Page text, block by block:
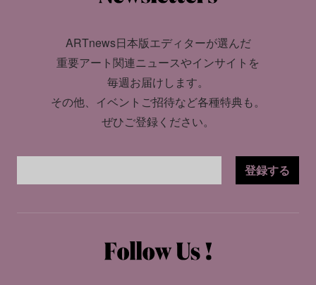
ARTnews日本版エディターが選んだ
重要アート関連ニュースやインサイトを
毎週お届けします。
その他、イベントご招待など各種特典も。
ぜひご登録ください。
登録する